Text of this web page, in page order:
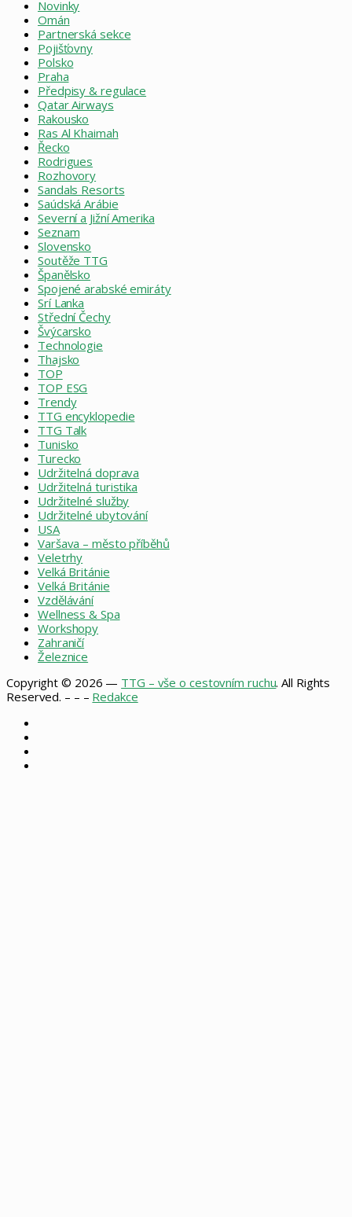
Novinky
Omán
Partnerská sekce
Pojišťovny
Polsko
Praha
Předpisy & regulace
Qatar Airways
Rakousko
Ras Al Khaimah
Řecko
Rodrigues
Rozhovory
Sandals Resorts
Saúdská Arábie
Severní a Jižní Amerika
Seznam
Slovensko
Soutěže TTG
Španělsko
Spojené arabské emiráty
Srí Lanka
Střední Čechy
Švýcarsko
Technologie
Thajsko
TOP
TOP ESG
Trendy
TTG encyklopedie
TTG Talk
Tunisko
Turecko
Udržitelná doprava
Udržitelná turistika
Udržitelné služby
Udržitelné ubytování
USA
Varšava – město příběhů
Veletrhy
Velká Británie
Velká Británie
Vzdělávání
Wellness & Spa
Workshopy
Zahraničí
Železnice
Copyright © 2026 — TTG – vše o cestovním ruchu. All Rights
Reserved. – – – Redakce